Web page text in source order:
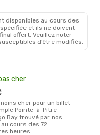
disponibles au cours des
et ils ne doivent
offert. Veuillez noter
d’être modifiés.
cher
Pointe-à-Pitre
Bay trouvé par nos
cours des 72
heures